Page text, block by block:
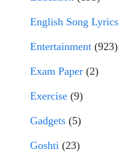
English Song Lyrics
Entertainment (923)
Exam Paper (2)
Exercise (9)
Gadgets (5)
Goshti (23)